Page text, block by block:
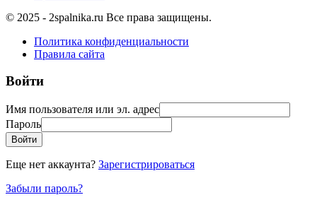
© 2025 - 2spalnika.ru Все права защищены.
Политика конфиденциальности
Правила сайта
Войти
Имя пользователя или эл. адрес
Пароль
Войти
Еще нет аккаунта? Зарегистрироваться
Забыли пароль?